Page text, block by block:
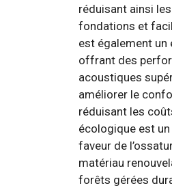
réduisant ainsi
fondations et
est également un
offrant des
acoustiques
améliorer le
réduisant les
écologique est
faveur de
matériau
forêts gérées